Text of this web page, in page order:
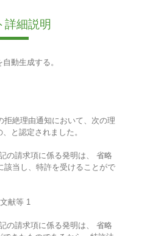
詳細説明
動生成する。
拒絶理由通知において、次の理
と認定されました。
の請求項に係る発明は、 省略
該当し、特許を受けることがで
献等 1
の請求項に係る発明は、 省略